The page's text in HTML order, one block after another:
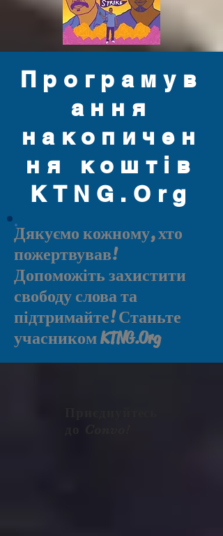
Програмув
ання
накопичен
ня коштів
KTNG.Org
Дякуємо кожному, хто
пожертвував!
Допоможіть захистити
свободу слова та
підтримайте! Станьте
учасником KTNG.Org